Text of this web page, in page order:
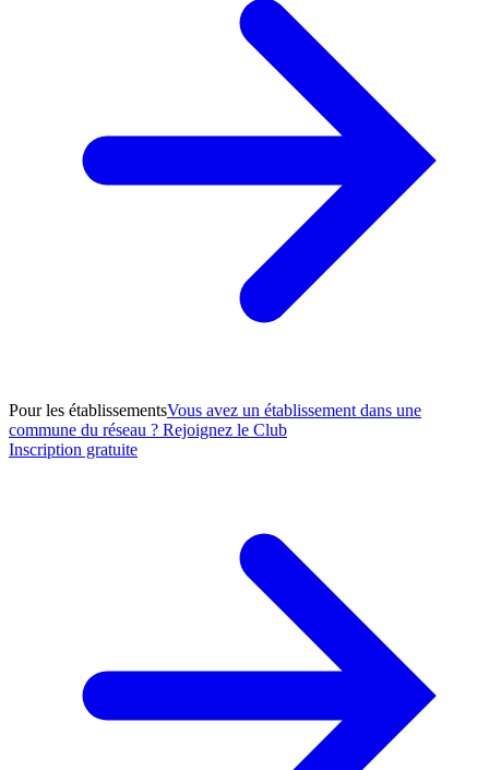
Pour les établissementsVous avez un établissement dans une
commune du réseau ? Rejoignez le Club
Inscription gratuite